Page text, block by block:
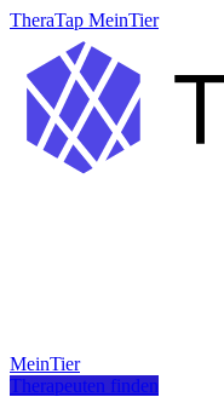
TheraTap MeinTier
MeinTier
Therapeuten finden